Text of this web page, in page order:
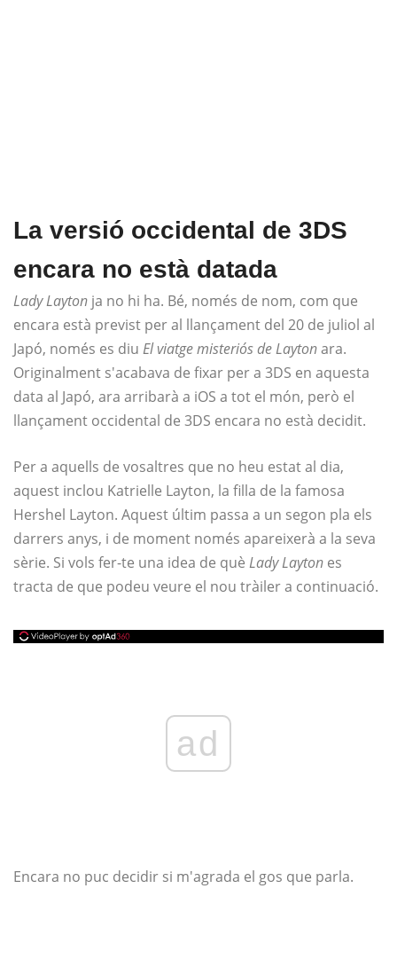
La versió occidental de 3DS
encara no està datada
Lady Layton ja no hi ha. Bé, només de nom, com que
encara està previst per al llançament del 20 de juliol al
Japó, només es diu El viatge misteriós de Laytonara.
Originalment s'acabava de fixar per a 3DS en aquesta
data al Japó, ara arribarà a iOS a tot el món, però el
llançament occidental de 3DS encara no està decidit.
Per a aquells de vosaltres que no heu estat al dia,
aquest inclou Katrielle Layton, la filla de la famosa
Hershel Layton. Aquest últim passa a un segon pla els
darrers anys, i de moment només apareixerà a la seva
sèrie. Si vols fer-te una idea de què Lady Layton es
tracta de que podeu veure el nou tràiler a continuació.
ad
Encara no puc decidir si m'agrada el gos que parla.